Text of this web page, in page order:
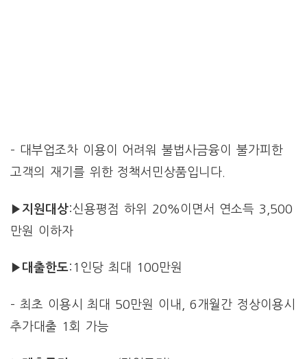
– 대부업조차 이용이 어려워 불법사금융이 불가피한
고객의 재기를 위한 정책서민상품입니다.
▶지원대상:신용평점 하위 20%이면서 연소득 3,500
만원 이하자
▶대출한도:1인당 최대 100만원
– 최초 이용시 최대 50만원 이내, 6개월간 정상이용시
추가대출 1회 가능